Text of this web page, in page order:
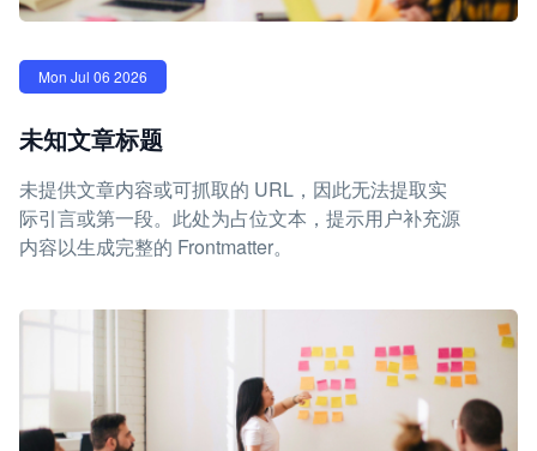
Mon Jul 06 2026
未知文章标题
未提供文章内容或可抓取的 URL，因此无法提取实
际引言或第一段。此处为占位文本，提示用户补充源
内容以生成完整的 Frontmatter。